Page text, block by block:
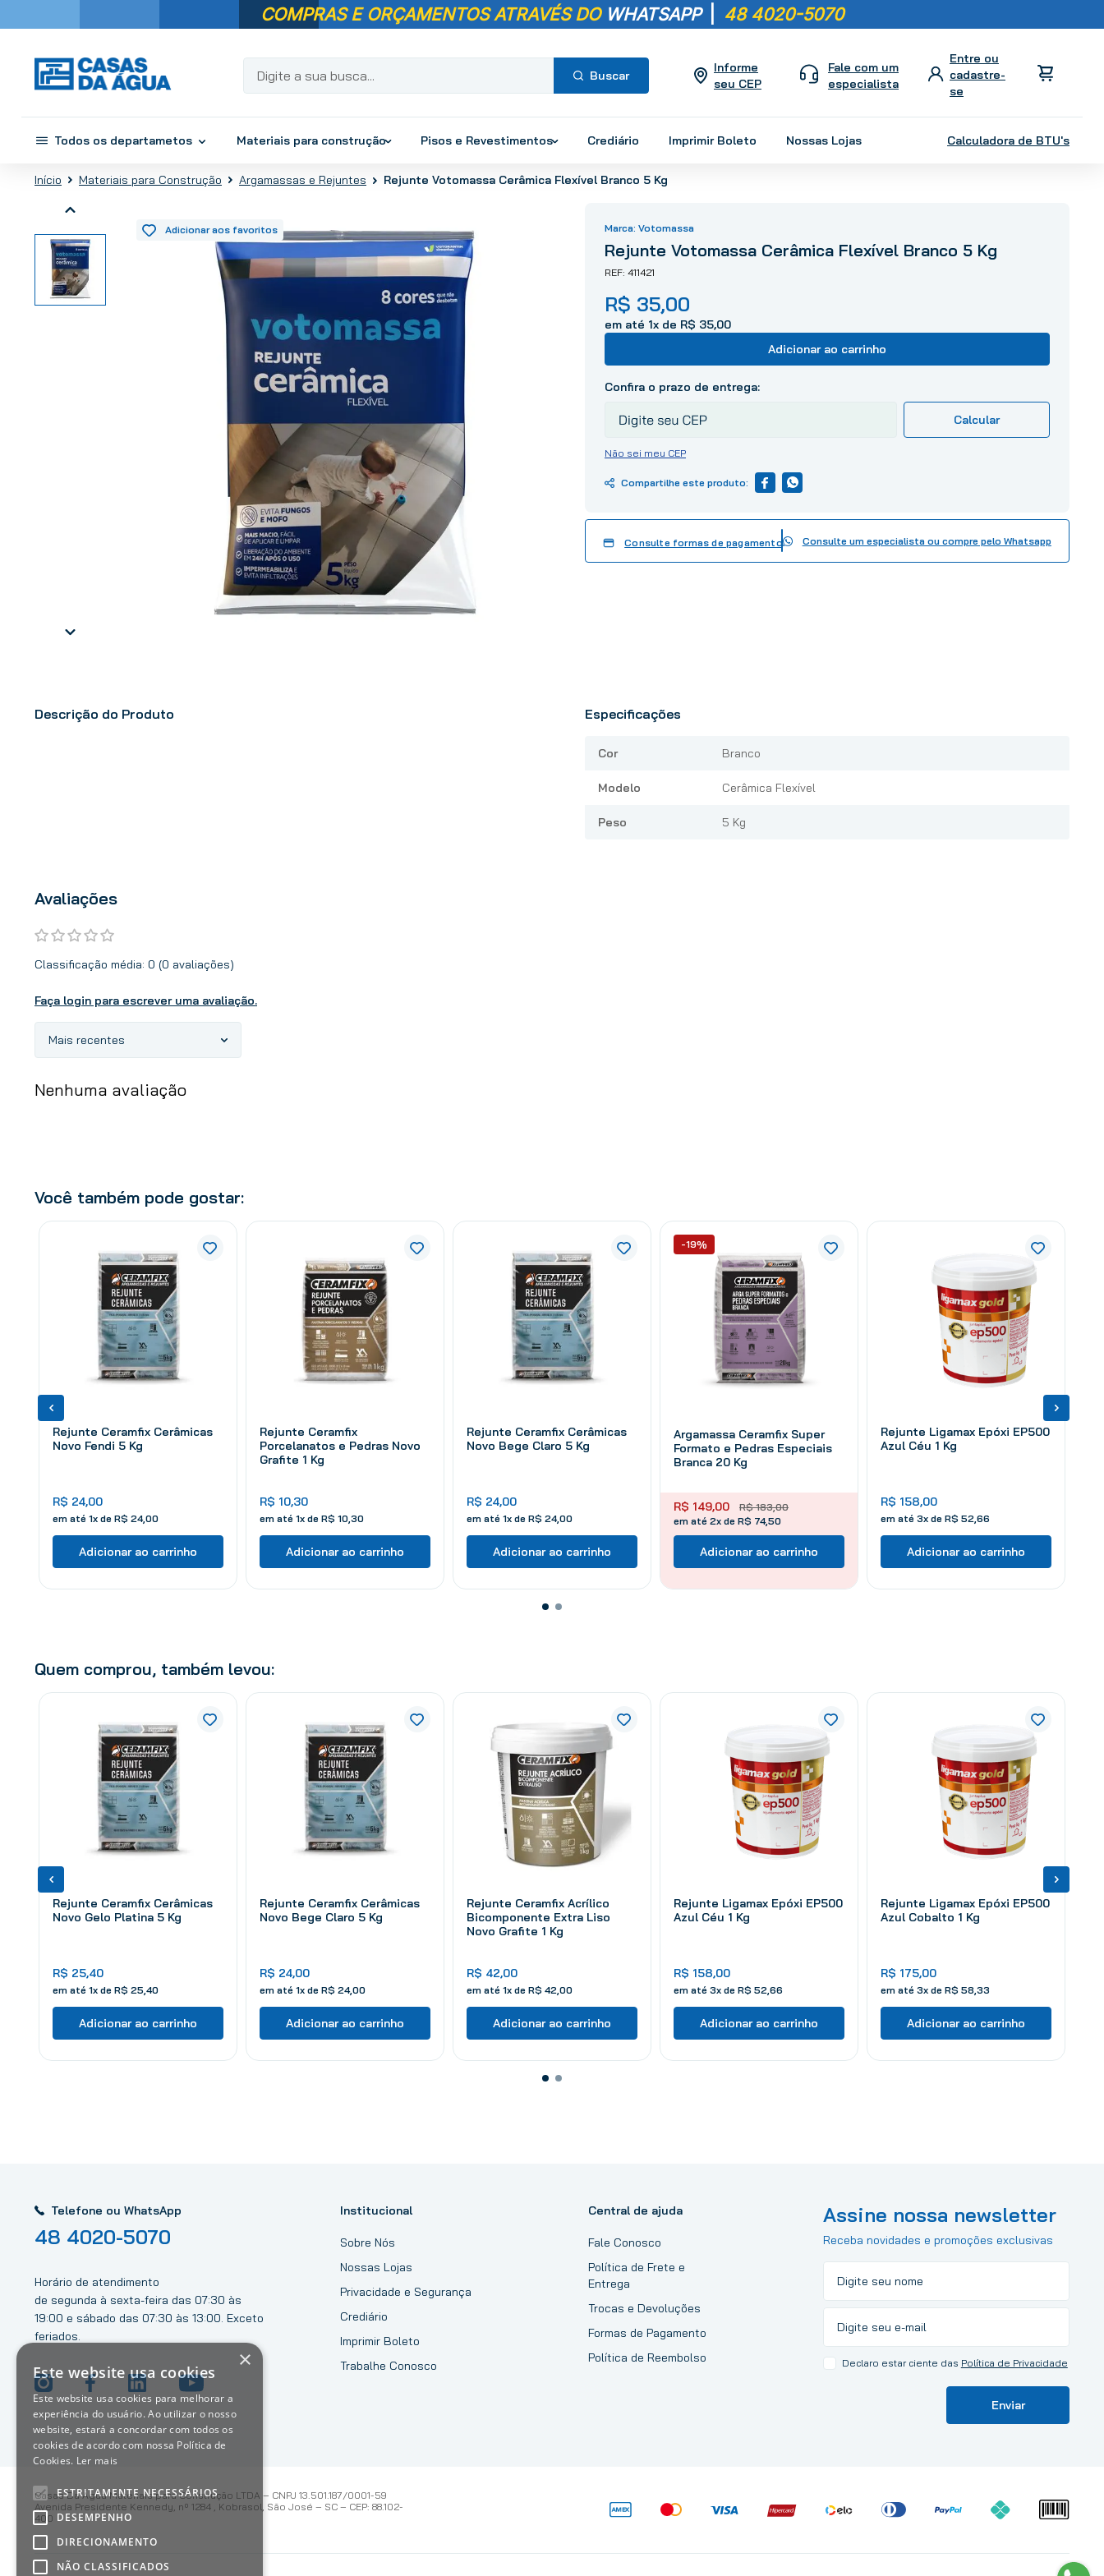
COMPRAS E ORÇAMENTOS ATRAVÉS DOWHATSAPP 48 4020-5070
Digite a sua busca...
Informe
seu CEP
Fale com um
especialista
Todos os departametos Materiais para construção Pisos e Revestimentos Crediário Imprimir Boleto Nossas Lojas Calculadora de BTU's
Materiais para Construção Argamassas e Rejuntes Rejunte Votomassa Cerâmica Flexível Branco 5 Kg
Votomassa
Rejunte Votomassa Cerâmica Flexível Branco 5 Kg
411421
R$ 35,00
em até 1x de R$ 35,00
Adicionar ao carrinho
Não sei meu CEP
Consulte formas de pagamento Consulte um especialista ou compre pelo Whatsapp
Descrição do Produto Especificações
Cor Branco
Modelo Cerâmica Flexível
Peso 5 Kg
Avaliações
Classificação média: 0 (0 avaliações)
Faça login para escrever uma avaliação.
Mais recentes
Nenhuma avaliação
Você também pode gostar:
Rejunte Ceramfix Cerâmicas
Novo Fendi 5 Kg
R$ 24,00
em até 1x de R$ 24,00
Adicionar ao carrinho
Rejunte Ceramfix
Porcelanatos e Pedras Novo
Grafite 1 Kg
R$ 10,30
em até 1x de R$ 10 30
Adicionar ao carrinho
Rejunte Ceramfix Cerâmicas
Novo Bege Claro 5 Kg
R$ 24,00
em até 1x de R$ 24,00
Adicionar ao carrinho
Argamassa Ceramfix Super
Formato e Pedras Especiais
Branca 20 Kg
R$ 183,00
R$ 149,00
em até 2x de R$ 74,50
-19%
Adicionar ao carrinho
Rejunte Ligamax Epóxi EP500
Azul Céu 1 Kg
R$ 158,00
em até 3x de R$ 52 66
Adicionar ao carrinho
Quem comprou, também levou:
Rejunte Ceramfix Cerâmicas
Novo Gelo Platina 5 Kg
R$ 25,40
em até 1x de R$ 25 40
Adicionar ao carrinho
Rejunte Ceramfix Cerâmicas
Novo Bege Claro 5 Kg
R$ 24,00
em até 1x de R$ 24,00
Adicionar ao carrinho
Rejunte Ceramfix Acrílico
Bicomponente Extra Liso
Novo Grafite 1 Kg
R$ 42,00
em até 1x de R$ 42 00
Adicionar ao carrinho
Rejunte Ligamax Epóxi EP500
Azul Céu 1 Kg
R$ 158,00
em até 3x de R$ 52 66
Adicionar ao carrinho
Rejunte Ligamax Epóxi EP500
Azul Cobalto 1 Kg
R$ 175,00
em até 3x de R$ 58 33
Adicionar ao carrinho
Telefone ou WhatsApp
48 4020-5070
Horário de atendimento
de segunda à sexta-feira das 07:30 às
19:00 e sábado das 07:30 às 13:00. Exceto
feriados.
Institucional
Sobre Nós
Nossas Lojas
Privacidade e Segurança
Crediário
Imprimir Boleto
Trabalhe Conosco
Central de ajuda
Fale Conosco
Política de Frete e
Entrega
Trocas e Devoluções
Formas de Pagamento
Política de Reembolso
Assine nossa newsletter
Receba novidades e promoções exclusivas
Declaro estar ciente das Política de Privacidade
Enviar
Casas Da Água Materiais para Construção LTDA – CNPJ 13.501.187/0001-59
Avenida Presidente Kennedy, nº 1284 , Kobrasol, São José – SC – CEP: 88.102-
400
×
Este website usa cookies
Este website usa cookies para melhorar a
experiência do usuário. Ao utilizar o nosso
website, estará a concordar com todos os
cookies de acordo com nossa Política de
Cookies. Ler mais
ESTRITAMENTE NECESSÁRIOS
DESEMPENHO
DIRECIONAMENTO
NÃO CLASSIFICADOS
Termos mais
2º
porcelanato
revestimento
vaso sanitário
chuveiro